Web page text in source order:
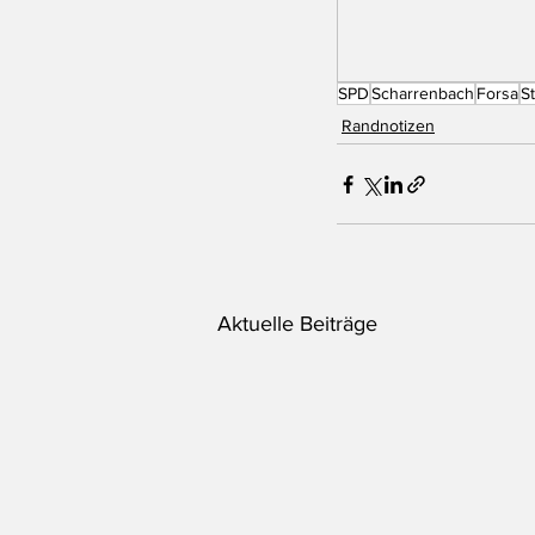
SPDScharrenbach Forsa
Randnotizen
Aktuelle Beiträge